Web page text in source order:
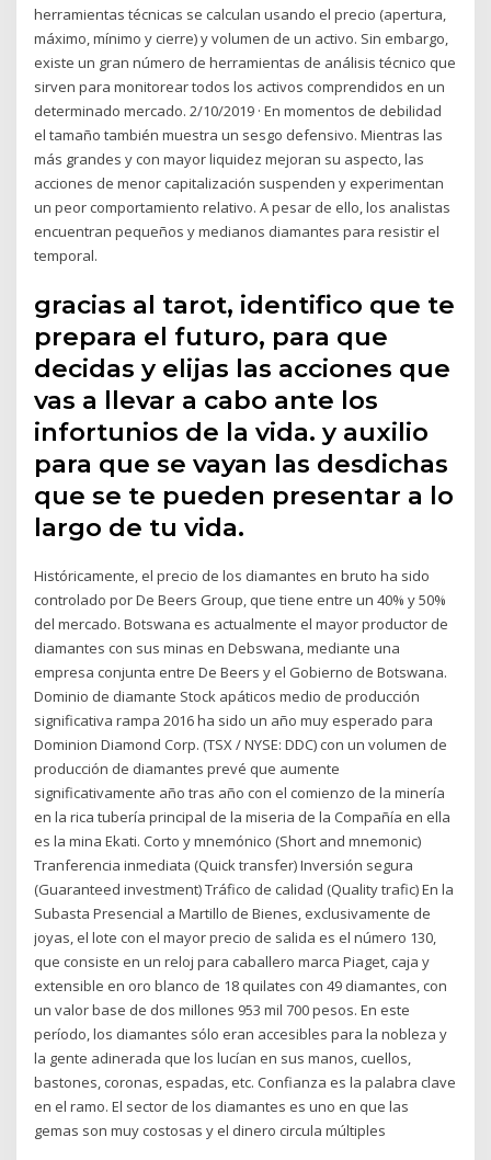
herramientas técnicas se calculan usando el precio (apertura,
máximo, mínimo y cierre) y volumen de un activo. Sin embargo,
existe un gran número de herramientas de análisis técnico que
sirven para monitorear todos los activos comprendidos en un
determinado mercado. 2/10/2019 · En momentos de debilidad
el tamaño también muestra un sesgo defensivo. Mientras las
más grandes y con mayor liquidez mejoran su aspecto, las
acciones de menor capitalización suspenden y experimentan
un peor comportamiento relativo. A pesar de ello, los analistas
encuentran pequeños y medianos diamantes para resistir el
temporal.
gracias al tarot, identifico que te
prepara el futuro, para que
decidas y elijas las acciones que
vas a llevar a cabo ante los
infortunios de la vida. y auxilio
para que se vayan las desdichas
que se te pueden presentar a lo
largo de tu vida.
Históricamente, el precio de los diamantes en bruto ha sido
controlado por De Beers Group, que tiene entre un 40% y 50%
del mercado. Botswana es actualmente el mayor productor de
diamantes con sus minas en Debswana, mediante una
empresa conjunta entre De Beers y el Gobierno de Botswana.
Dominio de diamante Stock apáticos medio de producción
significativa rampa 2016 ha sido un año muy esperado para
Dominion Diamond Corp. (TSX / NYSE: DDC) con un volumen de
producción de diamantes prevé que aumente
significativamente año tras año con el comienzo de la minería
en la rica tubería principal de la miseria de la Compañía en ella
es la mina Ekati. Corto y mnemónico (Short and mnemonic)
Tranferencia inmediata (Quick transfer) Inversión segura
(Guaranteed investment) Tráfico de calidad (Quality trafic) En la
Subasta Presencial a Martillo de Bienes, exclusivamente de
joyas, el lote con el mayor precio de salida es el número 130,
que consiste en un reloj para caballero marca Piaget, caja y
extensible en oro blanco de 18 quilates con 49 diamantes, con
un valor base de dos millones 953 mil 700 pesos. En este
período, los diamantes sólo eran accesibles para la nobleza y
la gente adinerada que los lucían en sus manos, cuellos,
bastones, coronas, espadas, etc. Confianza es la palabra clave
en el ramo. El sector de los diamantes es uno en que las
gemas son muy costosas y el dinero circula múltiples